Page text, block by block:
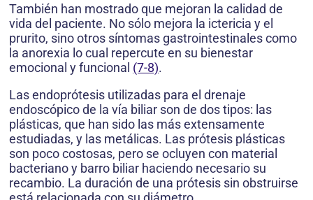
También han mostrado que mejoran la calidad de
vida del paciente. No sólo mejora la ictericia y el
prurito, sino otros síntomas gastrointestinales como
la anorexia lo cual repercute en su bienestar
emocional y funcional (7-8).
Las endoprótesis utilizadas para el drenaje
endoscópico de la vía biliar son de dos tipos: las
plásticas, que han sido las más extensamente
estudiadas, y las metálicas. Las prótesis plásticas
son poco costosas, pero se ocluyen con material
bacteriano y barro biliar haciendo necesario su
recambio. La duración de una prótesis sin obstruirse